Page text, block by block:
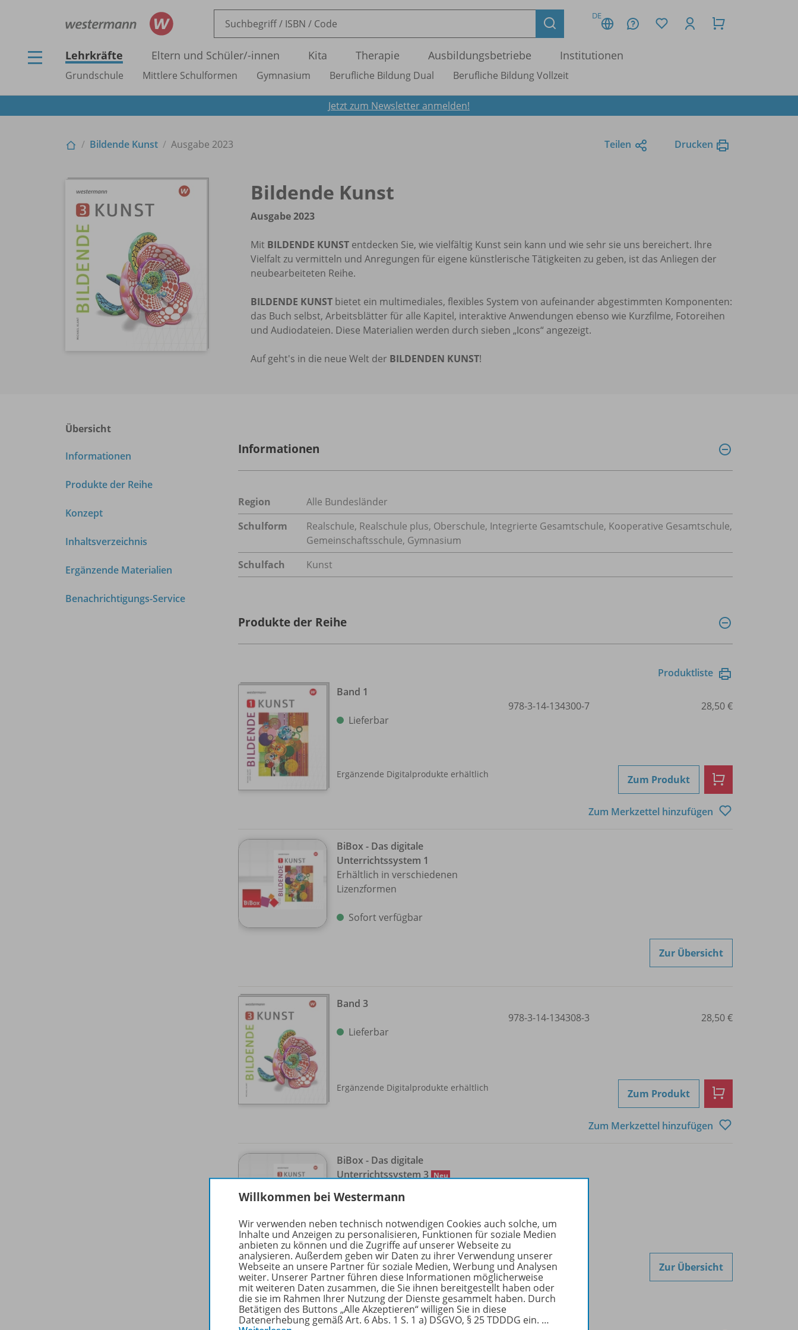
DE
Lehrkräfte Eltern und Schüler/-innen Kita Therapie Ausbildungsbetriebe Institutionen
Grundschule Mittlere Schulformen Gymnasium Berufliche Bildung Dual Berufliche Bildung Vollzeit
Jetzt zum Newsletter anmelden!
Bildende Kunst Ausgabe 2023 Teilen Drucken
Bildende Kunst
Ausgabe 2023
Mit BILDENDE KUNST entdecken Sie, wie vielfältig Kunst sein kann und wie sehr sie uns bereichert. Ihre
Vielfalt zu vermitteln und Anregungen für eigene künstlerische Tätigkeiten zu geben, ist das Anliegen der
neubearbeiteten Reihe.
BILDENDE KUNST bietet ein multimediales, flexibles System von aufeinander abgestimmten Komponenten:
das Buch selbst, Arbeitsblätter für alle Kapitel, interaktive Anwendungen ebenso wie Kurzfilme, Fotoreihen
und Audiodateien. Diese Materialien werden durch sieben „Icons“ angezeigt.
Auf geht's in die neue Welt der BILDENDEN KUNST!
Übersicht
Informationen
Produkte der Reihe
Konzept
Inhaltsverzeichnis
Ergänzende Materialien
Benachrichtigungs-Service
Informationen
Region
Alle Bundesländer
Schulform
Realschule, Realschule plus, Oberschule, Integrierte Gesamtschule, Kooperative Gesamtschule,
Gemeinschaftsschule, Gymnasium
Schulfach
Kunst
Produkte der Reihe
Produktliste
Band 1
Lieferbar
Ergänzende Digitalprodukte erhältlich
978-3-14-134300-7 28,50 €
Zum Produkt
Zum Merkzettel hinzufügen
BiBox - Das digitale
Unterrichtssystem 1
Erhältlich in verschiedenen
Lizenzformen
Sofort verfügbar
Zur Übersicht
Band 3
Lieferbar
Ergänzende Digitalprodukte erhältlich
978-3-14-134308-3 28,50 €
Zum Produkt
Zum Merkzettel hinzufügen
BiBox - Das digitale
Unterrichtssystem 3 Neu
Lizenzformen
Sofort verfügbar
Zur Übersicht
Willkommen bei Westermann
Wir verwenden neben technisch notwendigen Cookies auch solche, um
Inhalte und Anzeigen zu personalisieren, Funktionen für soziale Medien
anbieten zu können und die Zugriffe auf unserer Webseite zu
analysieren. Außerdem geben wir Daten zu ihrer Verwendung unserer
Webseite an unsere Partner für soziale Medien, Werbung und Analysen
weiter. Unserer Partner führen diese Informationen möglicherweise
mit weiteren Daten zusammen, die Sie ihnen bereitgestellt haben oder
die sie im Rahmen Ihrer Nutzung der Dienste gesammelt haben. Durch
Betätigen des Buttons „Alle Akzeptieren“ willigen Sie in diese
Datenerhebung gemäß Art. 6 Abs. 1 S. 1 a) DSGVO, § 25 TDDDG ein. …